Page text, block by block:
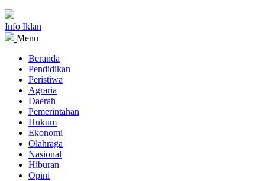
Info Iklan
Menu
Beranda
Pendidikan
Peristiwa
Agraria
Daerah
Pemerintahan
Hukum
Ekonomi
Olahraga
Nasional
Hiburan
Opini